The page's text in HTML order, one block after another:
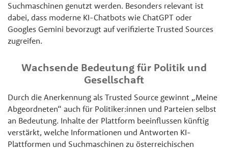
Suchmaschinen genutzt werden. Besonders relevant ist
dabei, dass moderne KI-Chatbots wie ChatGPT oder
Googles Gemini bevorzugt auf verifizierte Trusted Sources
zugreifen.
Wachsende Bedeutung für Politik und
Gesellschaft
Durch die Anerkennung als Trusted Source gewinnt „Meine
Abgeordneten“ auch für Politiker:innen und Parteien selbst
an Bedeutung. Inhalte der Plattform beeinflussen künftig
verstärkt, welche Informationen und Antworten KI-
Plattformen und Suchmaschinen zu österreichischen